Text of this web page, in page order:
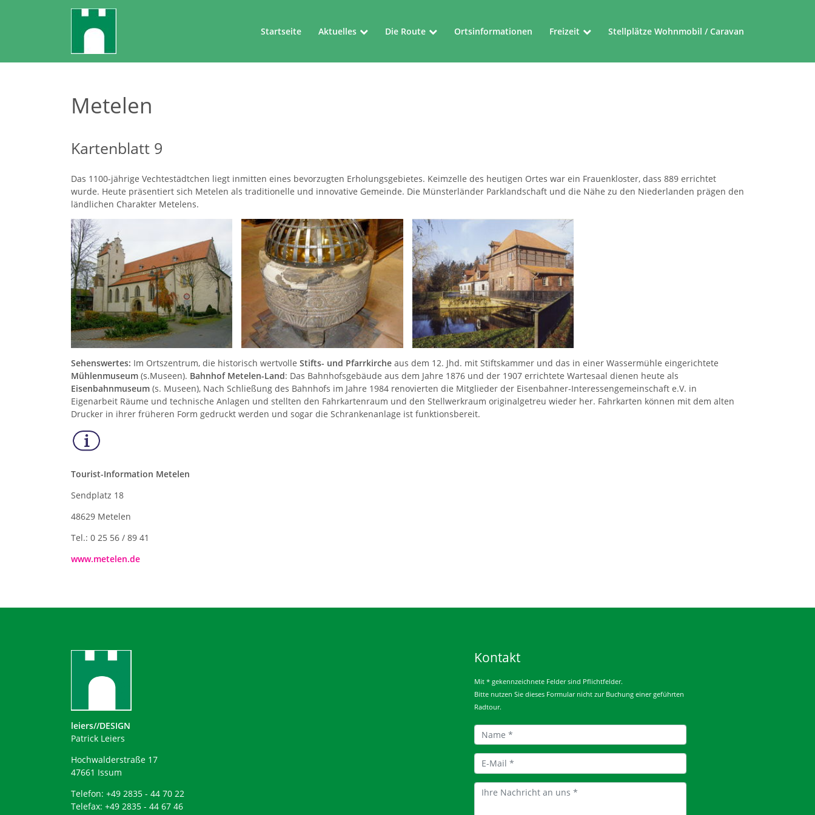
Startseite Aktuelles Die Route Ortsinformationen Freizeit Stellplätze Wohnmobil / Caravan
Metelen
Kartenblatt 9
Das 1100-jährige Vechtestädtchen liegt inmitten eines bevorzugten Erholungsgebietes. Keimzelle des heutigen Ortes war ein Frauenkloster, dass 889 errichtet
wurde. Heute präsentiert sich Metelen als traditionelle und innovative Gemeinde. Die Münsterländer Parklandschaft und die Nähe zu den Niederlanden prägen den
ländlichen Charakter Metelens.
Sehenswertes: Im Ortszentrum, die historisch wertvolle Stifts- und Pfarrkirche aus dem 12. Jhd. mit Stiftskammer und das in einer Wassermühle eingerichtete
Mühlenmuseum (s.Museen). Bahnhof Metelen-Land: Das Bahnhofsgebäude aus dem Jahre 1876 und der 1907 errichtete Wartesaal dienen heute als
Eisenbahnmuseum (s. Museen), Nach Schließung des Bahnhofs im Jahre 1984 renovierten die Mitglieder der Eisenbahner-Interessengemeinschaft e.V. in
Eigenarbeit Räume und technische Anlagen und stellten den Fahrkartenraum und den Stellwerkraum originalgetreu wieder her. Fahrkarten können mit dem alten
Drucker in ihrer früheren Form gedruckt werden und sogar die Schrankenanlage ist funktionsbereit.
Tourist-Information Metelen
Sendplatz 18
48629 Metelen
Tel.: 0 25 56 / 89 41
www.metelen.de
leiers//DESIGN
Patrick Leiers
Hochwalderstraße 17
47661 Issum
Telefon: +49 2835 - 44 70 22
Telefax: +49 2835 - 44 67 46
Kontakt
Mit * gekennzeichnete Felder sind Pflichtfelder.
Bitte nutzen Sie dieses Formular nicht zur Buchung einer geführten
Radtour.